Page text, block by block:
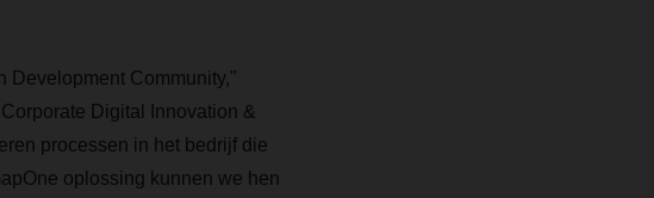
Development Community,"
Digital Innovation &
processen in het bedrijf die
oplossing kunnen we hen